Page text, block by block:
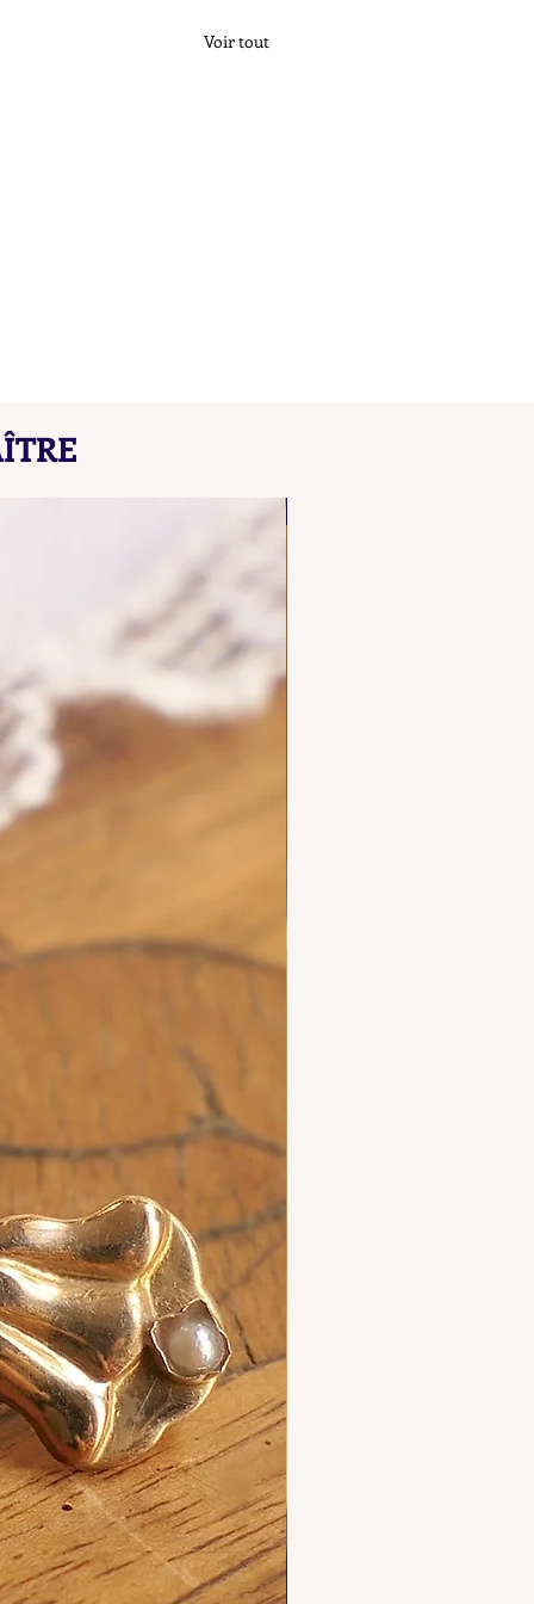
Voir tout
our collated list, from
B, of French "losange"
maker's marks for objects